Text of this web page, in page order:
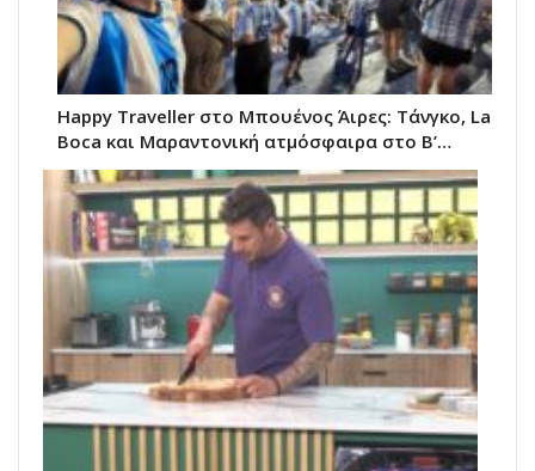
Happy Traveller στο Μπουένος Άιρες: Τάνγκο, La
Boca και Μαραντονική ατμόσφαιρα στο Β’…